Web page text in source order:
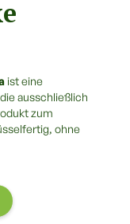
ist eine
ausschließlich
zum
ohne